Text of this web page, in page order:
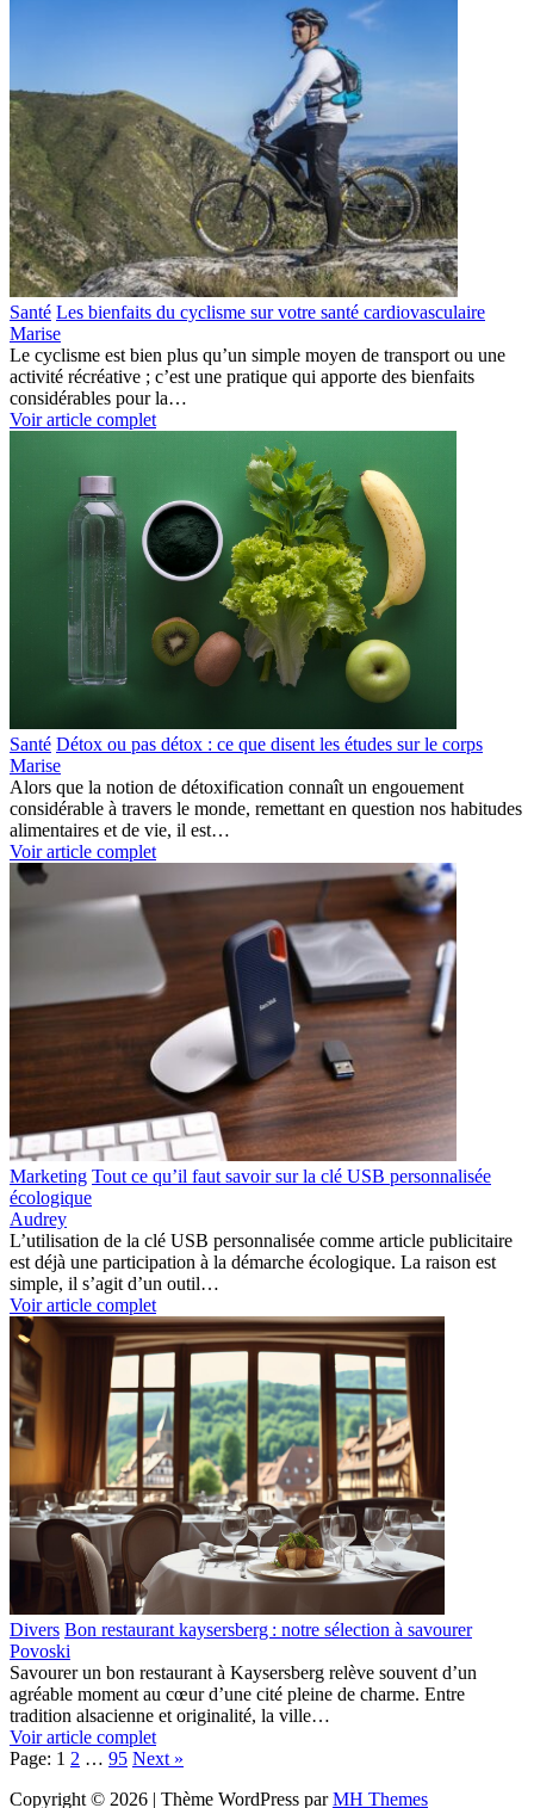
Santé Les bienfaits du cyclisme sur votre santé cardiovasculaire
Marise
Le cyclisme est bien plus qu’un simple moyen de transport ou une
activité récréative ; c’est une pratique qui apporte des bienfaits
considérables pour la…
Voir article complet
Santé Détox ou pas détox : ce que disent les études sur le corps
Marise
Alors que la notion de détoxification connaît un engouement
considérable à travers le monde, remettant en question nos habitudes
alimentaires et de vie, il est…
Voir article complet
Marketing Tout ce qu’il faut savoir sur la clé USB personnalisée
écologique
Audrey
L’utilisation de la clé USB personnalisée comme article publicitaire
est déjà une participation à la démarche écologique. La raison est
simple, il s’agit d’un outil…
Voir article complet
Divers Bon restaurant kaysersberg : notre sélection à savourer
Povoski
Savourer un bon restaurant à Kaysersberg relève souvent d’un
agréable moment au cœur d’une cité pleine de charme. Entre
tradition alsacienne et originalité, la ville…
Voir article complet
Page: 1 2 … 95 Next »
Copyright © 2026 | Thème WordPress parMH Themes